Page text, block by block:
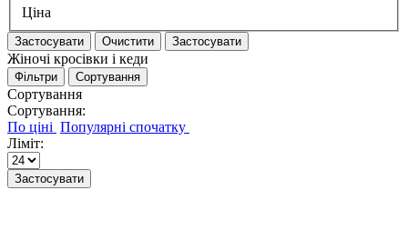
Ціна
Застосувати Очистити Застосувати
Жіночі кросівки і кеди
Фільтри Сортування
Сортування
Сортування:
Ліміт:
Застосувати